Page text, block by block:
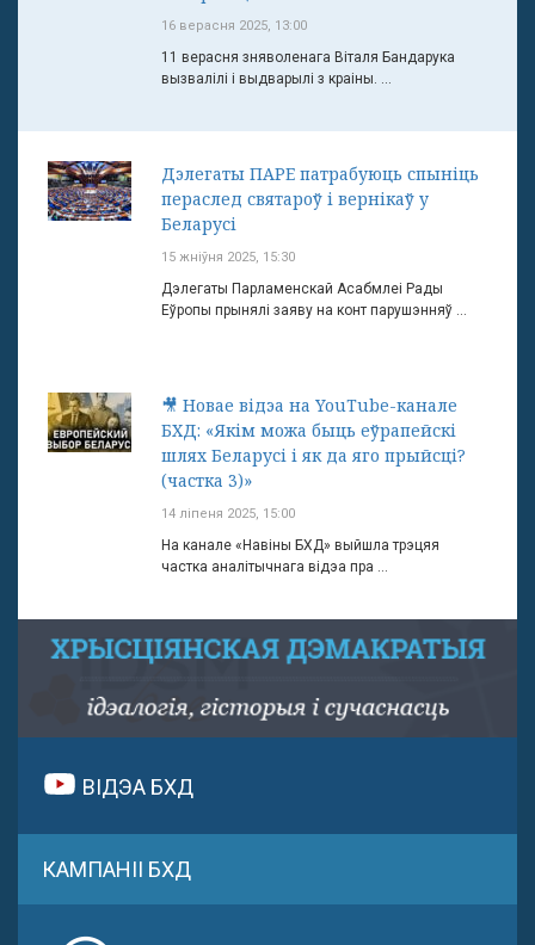
16 верасня 2025, 13:00
11 верасня зняволенага Віталя Бандарука
вызвалілі і выдварылі з краіны. ...
Дэлегаты ПАРЕ патрабуюць спыніць
пераслед святароў і вернікаў у
Беларусі
15 жніўня 2025, 15:30
Дэлегаты Парламенскай Асабмлеі Рады
Еўропы прынялі заяву на конт парушэнняў ...
🎥 Новае відэа на YouTube-канале
БХД: «Якім можа быць еўрапейскі
шлях Беларусі і як да яго прыйсці?
(частка 3)»
14 ліпеня 2025, 15:00
На канале «Навіны БХД» выйшла трэцяя
частка аналітычнага відэа пра ...
ВІДЭА БХД
КАМПАНІІ БХД